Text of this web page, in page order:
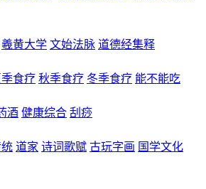
羲黄大学 文始法脉 道德经集释
食疗 秋季食疗 冬季食疗 能不能吃
酒 健康综合 刮痧
道家 诗词歌赋 古玩字画 国学文化